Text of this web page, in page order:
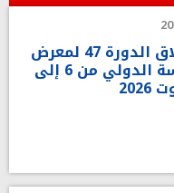
انطلاق الدورة 47 لمعرض
سوسة الدولي من 6 إلى